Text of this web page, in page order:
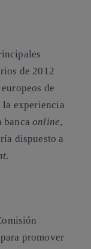
de 2012
de
la experiencia
bancaonline,
dispuesto a
.
promover